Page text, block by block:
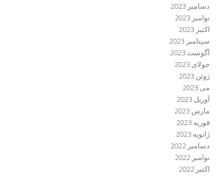
دسامبر 2023
نوامبر 2023
اکتبر 2023
سپتامبر 2023
آگوست 2023
جولای 2023
ژوئن 2023
می 2023
آوریل 2023
مارس 2023
فوریه 2023
ژانویه 2023
دسامبر 2022
نوامبر 2022
اکتبر 2022